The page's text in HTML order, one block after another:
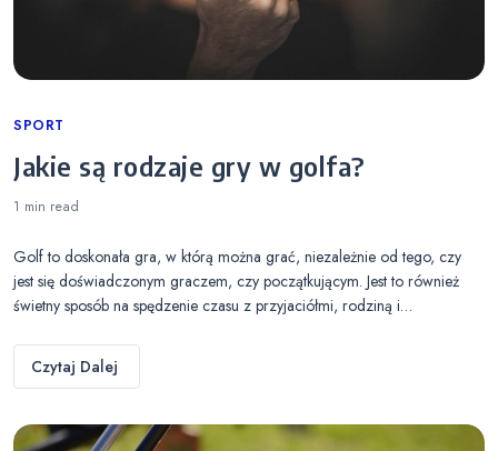
Categories
SPORT
Jakie są rodzaje gry w golfa?
1 min read
Golf to doskonała gra, w którą można grać, niezależnie od tego, czy
jest się doświadczonym graczem, czy początkującym. Jest to również
świetny sposób na spędzenie czasu z przyjaciółmi, rodziną i…
Czytaj Dalej